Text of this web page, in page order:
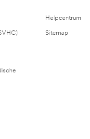
Helpcentrum
Sitemap